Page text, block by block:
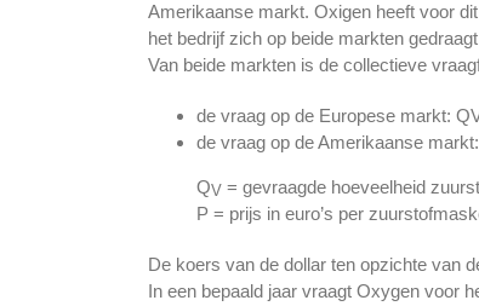
Amerikaanse markt. Oxigen heeft voor
het bedrijf zich op beide markten
Van beide markten is de collectieve
de vraag op de Europese markt:
de vraag op de Amerikaanse
QV= gevraagde hoeveelheid
P = prijs in euro’s per
De koers van de dollar ten opzichte van
In een bepaald jaar vraagt Oxygen voor